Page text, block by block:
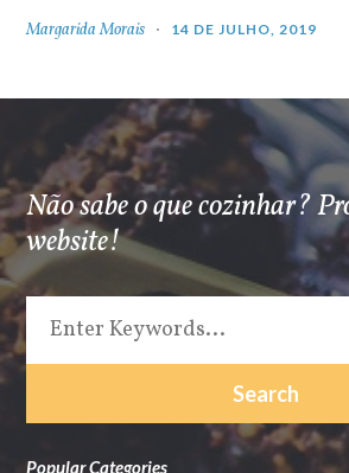
Margarida Morais 14 DE JULHO, 2019
Não sabe o que cozinhar?
website!
Popular Categories